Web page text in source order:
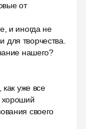
от
и иногда не
творчества.
нашего?
уже все
хороший
своего